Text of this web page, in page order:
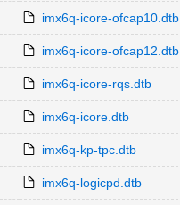
imx6q-icore-ofcap10.dtb
imx6q-icore-ofcap12.dtb
imx6q-icore-rqs.dtb
imx6q-icore.dtb
imx6q-kp-tpc.dtb
imx6q-logicpd.dtb